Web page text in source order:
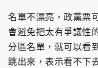
名單不漂亮，政黨票
會避免把太有爭議性
分區名單，就可以看
跳出來，表示看不下